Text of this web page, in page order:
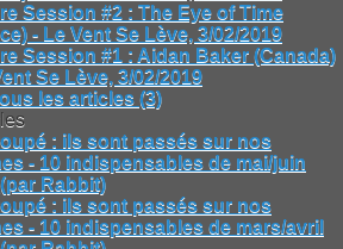
Session #2 : The Eye of Time
- Le Vent Se Lève, 3/02/2019
Session #1 : Aidan Baker (Canada)
Se Lève, 3/02/2019
les articles (3)
: ils sont passés sur nos
- 10 indispensables de mai/juin
Rabbit)
: ils sont passés sur nos
- 10 indispensables de mars/avril